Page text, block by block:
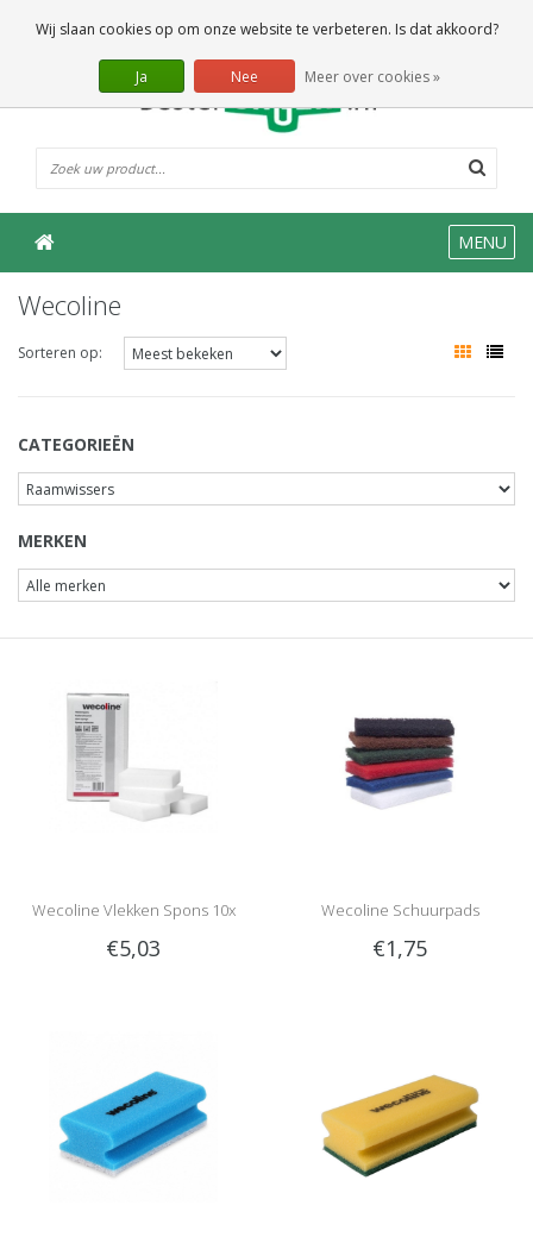
0 Artikelen
MENU
Wecoline
Sorteren op:
CATEGORIEËN
MERKEN
Wecoline Vlekken Spons 10x
€5,03
Wecoline Schuurpads
(Doodlebug)
€1,75
Wij slaan cookies op om onze website te verbeteren. Is dat akkoord?
Ja Nee Meer over cookies »